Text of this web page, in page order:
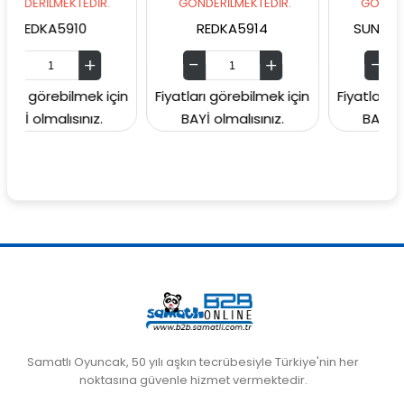
için
GÖNDERİLMEKTEDİR.
REDKA5914
Fiyatları görebilmek için
BAYİ olmalısınız.
Fiyatları
BAYİ
Samatlı Oyuncak, 50 yılı aşkın tecrübesiyle Türkiye'nin her
noktasına güvenle hizmet vermektedir.